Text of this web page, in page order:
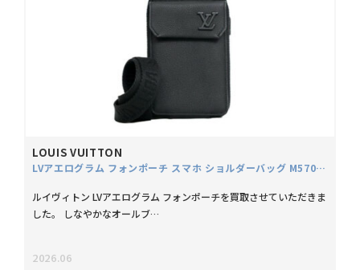
LOUIS VUITTON
LVアエログラム フォンポーチ スマホ ショルダーバッグ M57089
ルイヴィトン LVアエログラム フォンポーチを買取させていただきま
した。 しなやかなオールブ…
2026.06